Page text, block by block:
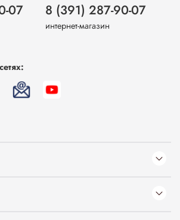
07 8 (391) 287-90-07
интернет-магазин